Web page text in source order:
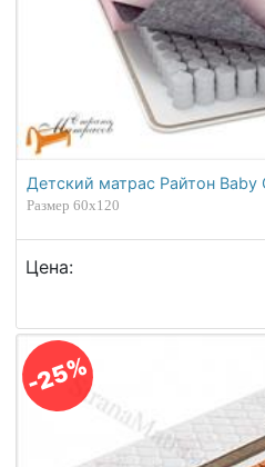
Детский матрас Райтон Baby
Размер 60х120
Цена:
-25%